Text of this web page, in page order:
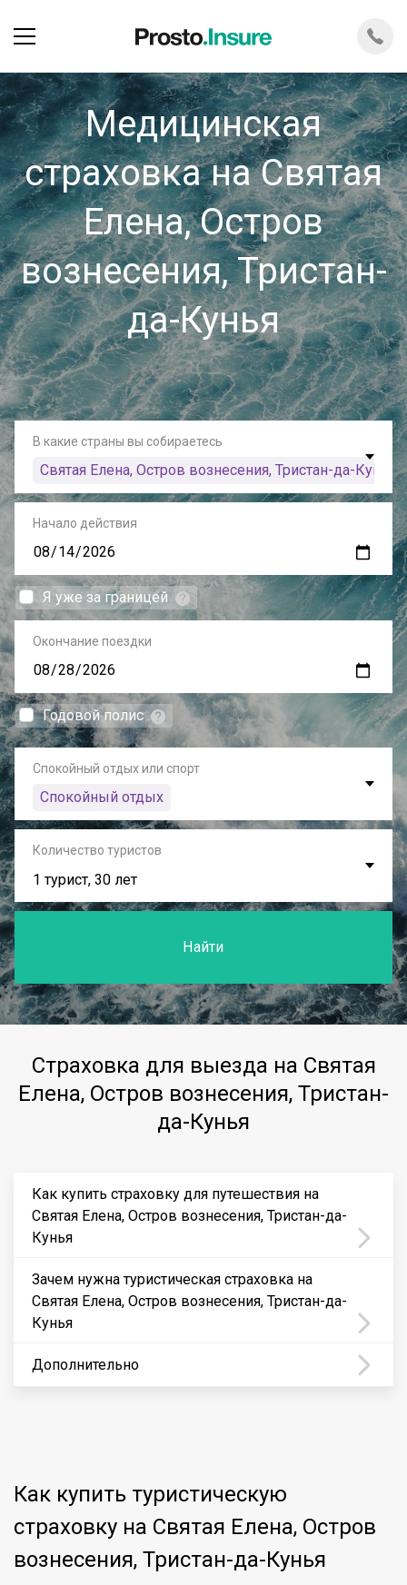
Медицинская
страховка на Святая
Елена, Остров
вознесения, Тристан-
да-Кунья
В какие страны вы собираетесь
Святая Елена, Остров вознесения, Тристан-да-Кунья
Начало действия
Я уже за границей
Окончание поездки
Годовой полис
Спокойный отдых или спорт
Спокойный отдых
Количество туристов
1 турист, 30 лет
Найти
Страховка для выезда на Святая
Елена, Остров вознесения, Тристан-
да-Кунья
Как купить страховку для путешествия на
Святая Елена, Остров вознесения, Тристан-да-
Кунья
Зачем нужна туристическая страховка на
Святая Елена, Остров вознесения, Тристан-да-
Кунья
Дополнительно
Как купить туристическую
страховку на Святая Елена, Остров
вознесения, Тристан-да-Кунья